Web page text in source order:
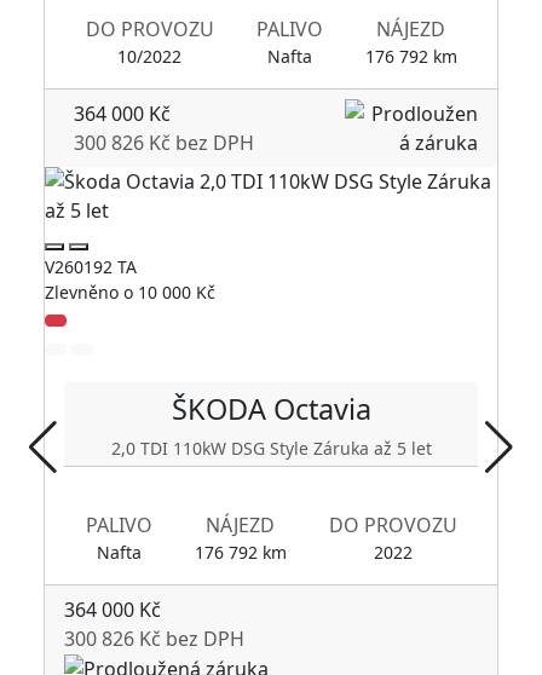
DO PROVOZU
10/2022
PALIVO
Nafta
NÁJEZD
176 792 km
364 000 Kč
300 826 Kč bez DPH
V260192 TA
Zlevněno o 10 000 Kč
ŠKODAOctavia
2,0 TDI 110kW DSG Style Záruka až 5 let
PALIVO
Nafta
NÁJEZD
176 792 km
DO PROVOZU
2022
364 000 Kč
300 826 Kč bez DPH